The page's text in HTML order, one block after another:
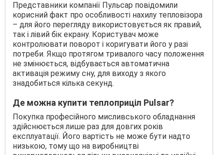
Представники компанії Пульсар повідомили
корисний факт про особливості нахилу тепловізора
– для його перегляду використовується як правий,
так і лівий бік екрану. Користувач може
контролювати поворот і коригувати його у разі
потреби. Якщо протягом тривалого часу положення
не змінюється, відбувається автоматична
активація режиму сну, для виходу з якого
знадобиться кілька секунд.
Де можна купити теплоприціл Pulsar?
Покупка професійного мисливського обладнання
здійснюється лише раз для довгих років
експлуатації. Його вартість не може бути надто
низькою, тому що на виробництві